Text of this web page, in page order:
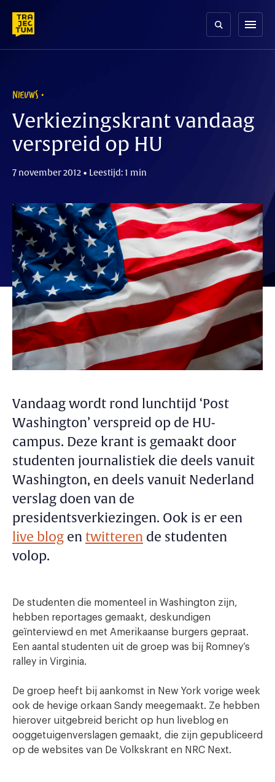
content
menu
NIEUWS
Verkiezingskrant vandaag
verspreid op HU
7 november 2012 • Leestijd: 1 min
Vandaag wordt rond lunchtijd ‘Post
Washington’ verspreid op de HU-
campus. Deze krant is gemaakt door
studenten journalistiek die deels vanuit
Washington, en deels vanuit Nederland
verslag doen van de
presidentsverkiezingen. Ook is er een
live blog en twitteren de studenten
volop.
De studenten die momenteel in Washington zijn,
hebben reportages gemaakt, deskundigen
geïnterviewd en met Amerikaanse burgers gepraat.
Een aantal studenten uit de groep was bij Romney’s
ralley in Virginia.
De groep heeft bij aankomst in New York vorige week
ook de hevige orkaan Sandy meegemaakt. Ze hebben
hierover uitgebreid bericht op hun liveblog en
ooggetuigenverslagen gemaakt, die zijn gepubliceerd
op de websites van De Volkskrant en NRC Next.